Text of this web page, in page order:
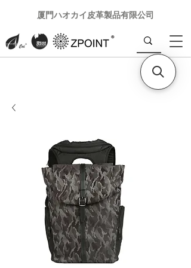
厦門ハオカイ皮革製品有限公司